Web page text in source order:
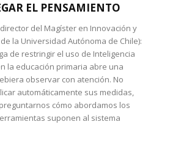
EL PENSAMIENTO
del Magíster en Innovación y
la Universidad Autónoma de Chile):
de restringir el uso de Inteligencia
la educación primaria abre una
observar con atención. No
automáticamente sus medidas,
cómo abordamos los
suponen al sistema